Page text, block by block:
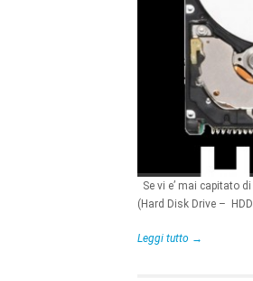
Se vi e’ mai capitato
(Hard Disk Drive –
Leggi tutto →